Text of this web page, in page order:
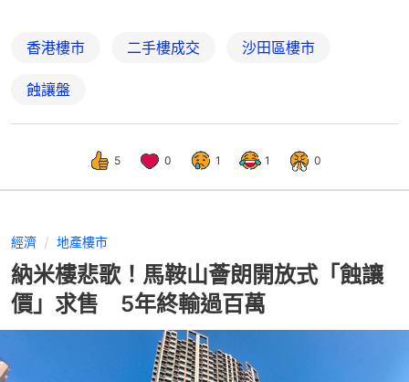
香港樓市 二手樓成交 沙田區樓市
蝕讓盤
5 0 1 1 0
經濟 地產樓市
納米樓悲歌！馬鞍山薈朗開放式「蝕讓
價」求售 5年終輸過百萬